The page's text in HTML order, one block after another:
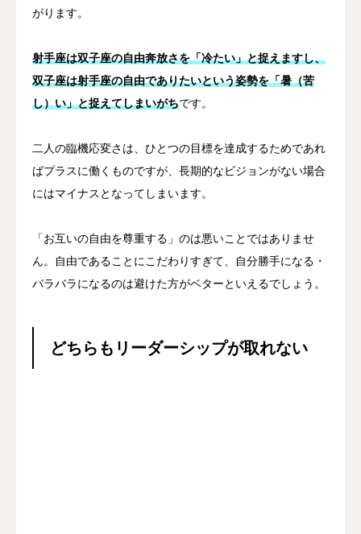
がります。
射手座は双子座の自由奔放さを「冷たい」と捉えますし、
双子座は射手座の自由でありたいという姿勢を「暑（苦
し）い」と捉えてしまいがちです。
二人の臨機応変さは、ひとつの目標を達成するためであれ
ばプラスに働くものですが、長期的なビジョンがない場合
にはマイナスとなってしまいます。
「お互いの自由を尊重する」のは悪いことではありませ
ん。自由であることにこだわりすぎて、自分勝手になる・
バラバラになるのは避けた方がベターといえるでしょう。
どちらもリーダーシップが取れない